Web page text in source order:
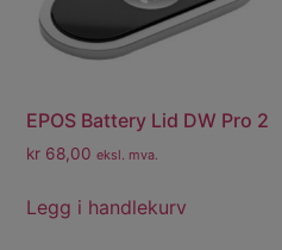
EPOS Battery Lid DW Pro 2
kr68,00 eksl. mva.
Legg i handlekurv